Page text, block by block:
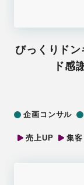
びっくりド
ド感
企画コンサル
売上UP
集客